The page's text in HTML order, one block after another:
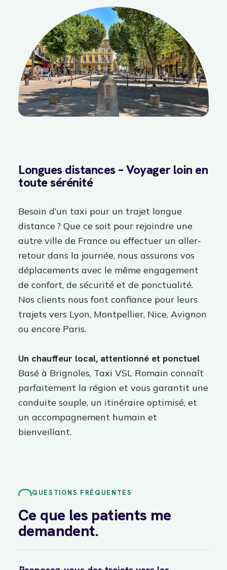
Longues distances – Voyager loin en
toute sérénité
Besoin d’un taxi pour un trajet longue
distance ? Que ce soit pour rejoindre une
autre ville de France ou effectuer un aller-
retour dans la journée, nous assurons vos
déplacements avec le même engagement
de confort, de sécurité et de ponctualité.
Nos clients nous font confiance pour leurs
trajets vers Lyon, Montpellier, Nice, Avignon
ou encore Paris.
Un chauffeur local, attentionné et ponctuel
Basé à Brignoles, Taxi VSL Romain connaît
parfaitement la région et vous garantit une
conduite souple, un itinéraire optimisé, et
un accompagnement humain et
bienveillant.
QUESTIONS FRÉQUENTES
Ce que les patients me
demandent.